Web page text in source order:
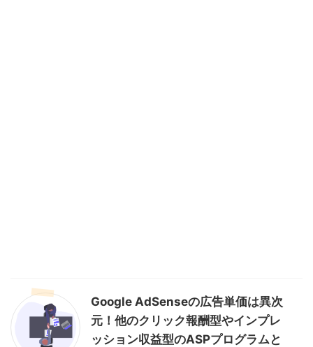
Google AdSenseの広告単価は異次
元！他のクリック報酬型やインプレ
ッション収益型のASPプログラムと